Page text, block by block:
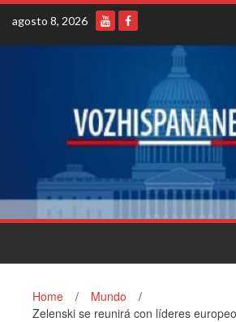
Skip
content
agosto 8, 2026
Home / Mundo
/
Zelenski se reunirá con líderes